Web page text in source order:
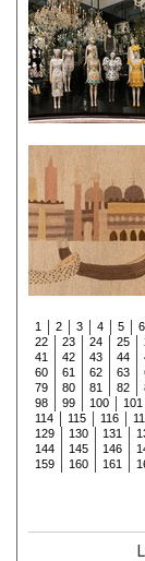
1 2 3 4 5 6
22
23 24 25
41
42 43 44
60
61 62 63
79
80 81 82
98
99 100 101
114
115 116
129
130 131
144
145 146
159
160 161